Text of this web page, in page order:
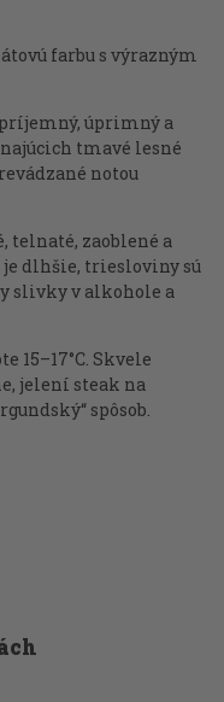
farbu s výrazným
úprimný a
tmavé lesné
notou
telnaté, zaoblené a
je dlhšie, triesloviny sú
slivky v alkohole a
15–17°C. Skvele
jelení steak na
spôsob.